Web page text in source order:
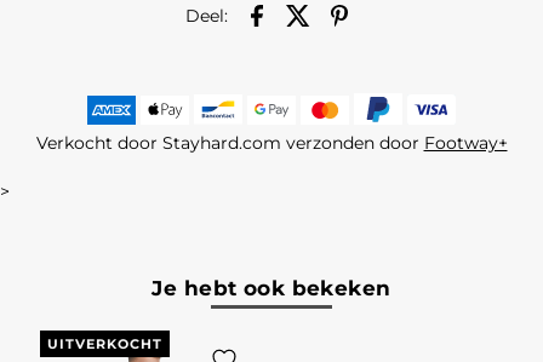
Deel:
Verkocht door Stayhard.com verzonden door Footway+
>
Je hebt ook bekeken
UITVERKOCHT